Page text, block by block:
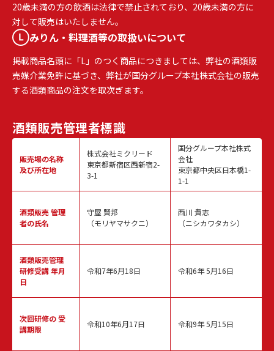
20歳未満の方の飲酒は法律で禁止されており、20歳未満の方に
対して販売はいたしません。
みりん・料理酒等の取扱いについて
掲載商品名頭に「L」のつく商品につきましては、弊社の酒類販
売媒介業免許に基づき、弊社が国分グループ本社株式会社の販売
する酒類商品の注文を取次ぎます。
酒類販売管理者標識
販売場の名称
及び所在地
酒類販売管理
者の氏名
酒類販売管理
研修受講 年月
日
次回研修の受
講期限
株式会社ミクリード
東京都新宿区西新宿2-
3-1
守屋 賢邦
（モリヤマサクニ）
令和7年6月18日
令和10年6月17日
国分グループ本社株式
会社
東京都中央区日本橋1-
1-1
西川 貴志
（ニシカワタカシ）
令和6年 5月16日
令和9年 5月15日